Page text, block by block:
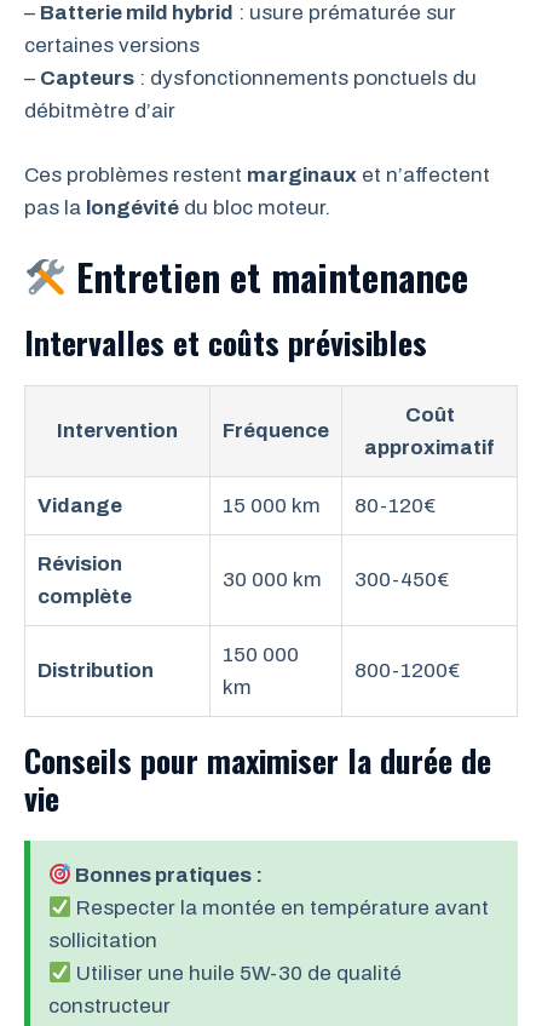
– Batterie mild hybrid : usure prématurée sur
certaines versions
– Capteurs : dysfonctionnements ponctuels du
débitmètre d’air
Ces problèmes restent marginaux et n’affectent
pas la longévité du bloc moteur.
Entretien et maintenance
Intervalles et coûts prévisibles
Intervention Fréquence
Coût
approximatif
Vidange 15 000 km 80-120€
Révision
complète
30 000 km 300-450€
Distribution
150 000
km
800-1200€
Conseils pour maximiser la durée de
vie
Bonnes pratiques :
Respecter la montée en température avant
sollicitation
Utiliser une huile 5W-30 de qualité
constructeur